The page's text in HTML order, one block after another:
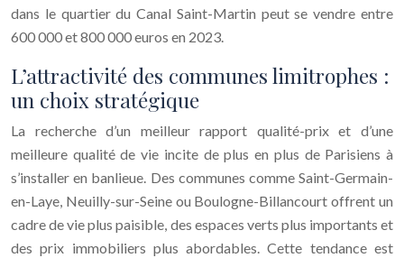
dans le quartier du Canal Saint-Martin peut se vendre entre
600 000 et 800 000 euros en 2023.
L’attractivité des communes limitrophes :
un choix stratégique
La recherche d’un meilleur rapport qualité-prix et d’une
meilleure qualité de vie incite de plus en plus de Parisiens à
s’installer en banlieue. Des communes comme Saint-Germain-
en-Laye, Neuilly-sur-Seine ou Boulogne-Billancourt offrent un
cadre de vie plus paisible, des espaces verts plus importants et
des prix immobiliers plus abordables. Cette tendance est